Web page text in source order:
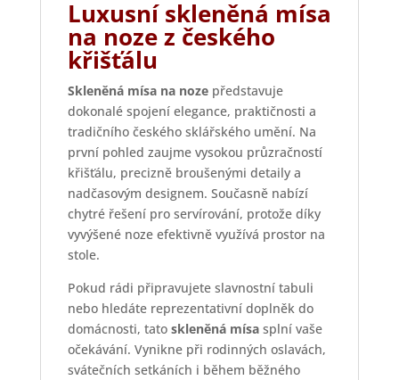
Luxusní skleněná mísa
na noze z českého
křišťálu
Skleněná mísa na nozepředstavuje
dokonalé spojení elegance, praktičnosti a
tradičního českého sklářského umění. Na
první pohled zaujme vysokou průzračností
křišťálu, precizně broušenými detaily a
nadčasovým designem. Současně nabízí
chytré řešení pro servírování, protože díky
vyvýšené noze efektivně využívá prostor na
stole.
Pokud rádi připravujete slavnostní tabuli
nebo hledáte reprezentativní doplněk do
domácnosti, tato skleněná mísasplní vaše
očekávání. Vynikne při rodinných oslavách,
svátečních setkáních i během běžného